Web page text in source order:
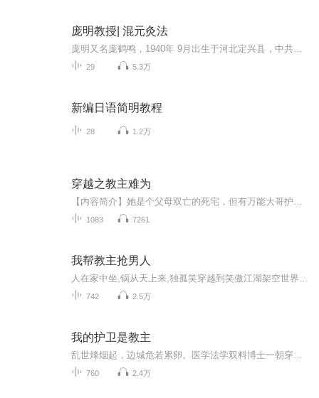
庞明教授| 混元灸法
29 5.3万
新编日语简明教程
28 1.2万
穿越之教主难为
1083 7261
我帮教主抢男人
742 2.5万
我的护卫是教主
760 2.4万